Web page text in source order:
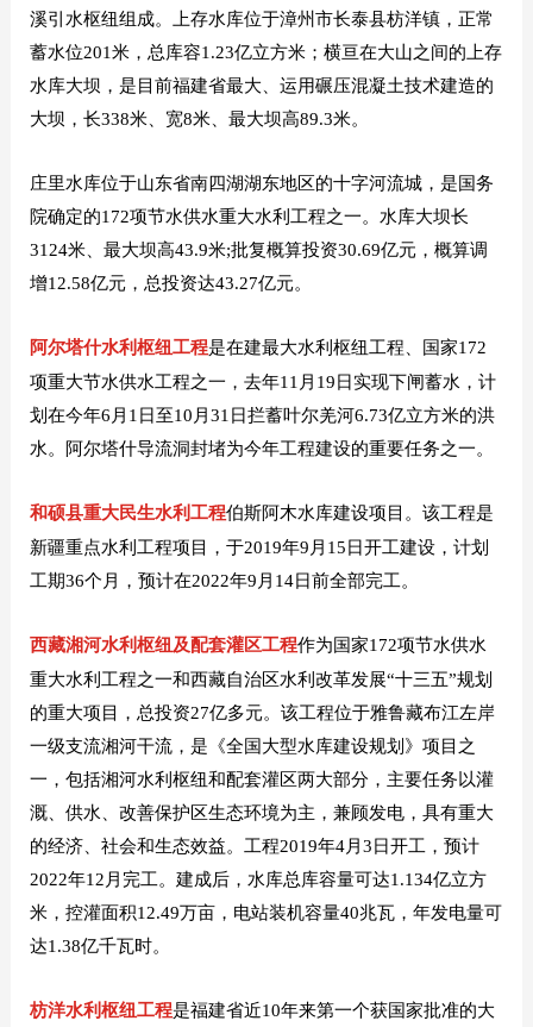
溪引水枢纽组成。上存水库位于漳州市长泰县枋洋镇，正常
蓄水位201米，总库容1.23亿立方米；横亘在大山之间的上存
水库大坝，是目前福建省最大、运用碾压混凝土技术建造的
大坝，长338米、宽8米、最大坝高89.3米。
庄里水库位于山东省南四湖湖东地区的十字河流城， 是国务
院确定的172项节水供水重大水利工程之一。水库大坝长
3124米、最大坝高43.9米;批复概算投资30.69亿元，概算调
增12.58亿元，总投资达43.27亿元。
阿尔塔什水利枢纽工程是在建最大水利枢纽工程、国家172
项重大节水供水工程之一，去年11月19日实现下闸蓄水，计
划在今年6月1日至10月31日拦蓄叶尔羌河6.73亿立方米的洪
水。阿尔塔什导流洞封堵为今年工程建设的重要任务之一。
和硕县重大民生水利工程伯斯阿木水库建设项目。该工程是
新疆重点水利工程项目，于2019年9月15日开工建设，计划
工期36个月，预计在2022年9月14日前全部完工。
西藏湘河水利枢纽及配套灌区工程作为国家172项节水供水
重大水利工程之一和西藏自治区水利改革发展“十三五”规划
的重大项目，总投资27亿多元。该工程位于雅鲁藏布江左岸
一级支流湘河干流，是《全国大型水库建设规划》项目之
一，包括湘河水利枢纽和配套灌区两大部分，主要任务以灌
溉、供水、改善保护区生态环境为主，兼顾发电，具有重大
的经济、社会和生态效益。工程2019年4月3日开工，预计
2022年12月完工。建成后，水库总库容量可达1.134亿立方
米，控灌面积12.49万亩，电站装机容量40兆瓦，年发电量可
达1.38亿千瓦时。
枋洋水利枢纽工程是福建省近10年来第一个获国家批准的大